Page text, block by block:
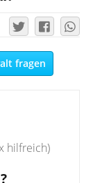
fragen
hilfreich)